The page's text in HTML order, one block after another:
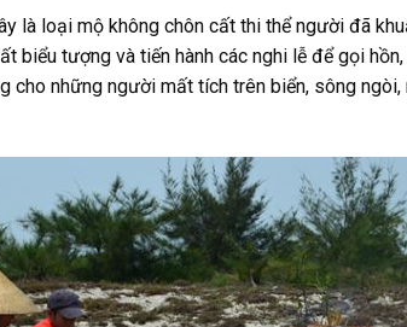
là loại mộ không chôn cất thi thể người đã
biểu tượng và tiến hành các nghi lễ để gọi
cho những người mất tích trên biển, sông